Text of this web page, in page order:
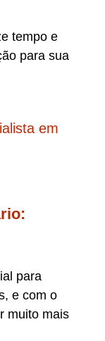
tempo e
para sua
em
para
e com o
muito mais